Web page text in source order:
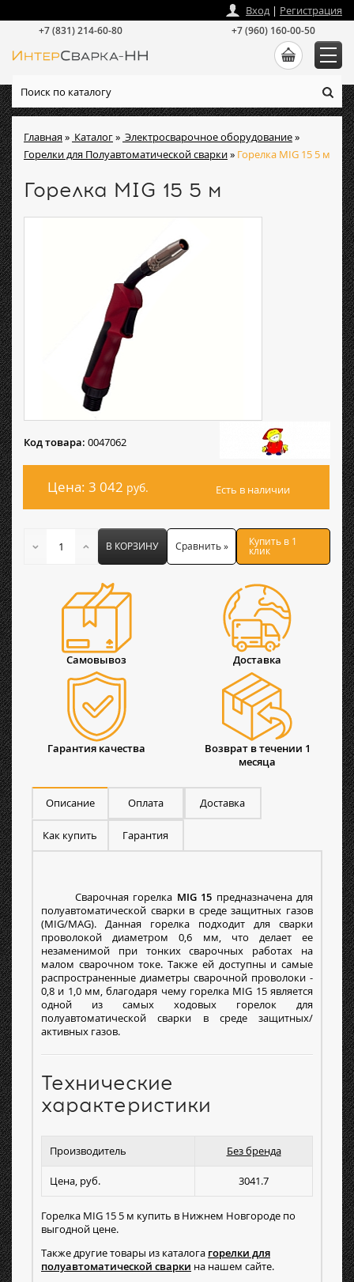
Главная» Каталог» Электросварочное оборудование»
Горелки для Полуавтоматической сварки» Горелка MIG 15 5 м
Горелка MIG 15 5 м
Код товара: 0047062
Цена: 3 042 руб. Есть в наличии
В КОРЗИНУ Сравнить » Купить в 1
клик
Самовывоз Доставка
Гарантия качества
Возврат в течении 1
месяца
Описание Оплата Доставка
Как купить Гарантия
Сварочная горелка MIG 15 предназначена для
полуавтоматической сварки в среде защитных газов
(MIG/MAG). Данная горелка подходит для сварки
проволокой диаметром 0,6 мм, что делает ее
незаменимой при тонких сварочных работах на
малом сварочном токе. Также ей доступны и самые
распространенные диаметры сварочной проволоки -
0,8 и 1,0 мм, благодаря чему горелка MIG 15 является
одной из самых ходовых горелок для
полуавтоматической сварки в среде защитных/
активных газов.
Технические
характеристики
Производитель Без бренда
Цена, руб. 3041.7
Горелка MIG 15 5 м купить в Нижнем Новгороде по
выгодной цене.
Также другие товары из каталога горелки для
полуавтоматической сварки на нашем сайте.
Вход| Регистрация
+7 (831) 214-60-80 +7 (960) 160-00-50